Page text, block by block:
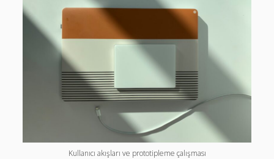
Kullanıcı akışları ve prototipleme çalışması